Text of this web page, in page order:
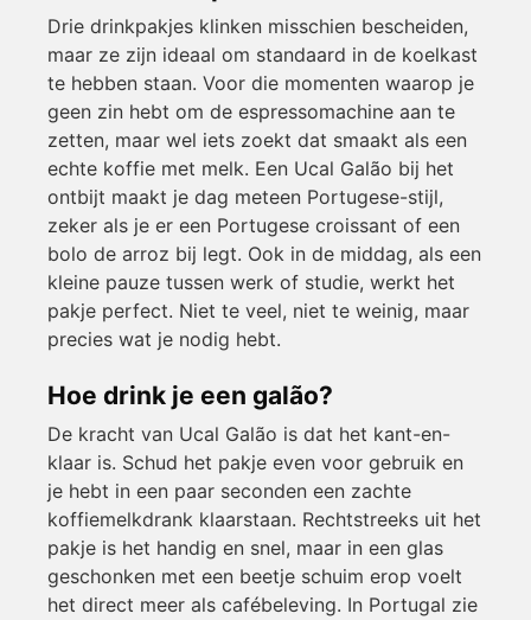
Drie drinkpakjes klinken misschien bescheiden,
maar ze zijn ideaal om standaard in de koelkast
te hebben staan. Voor die momenten waarop je
geen zin hebt om de espressomachine aan te
zetten, maar wel iets zoekt dat smaakt als een
echte koffie met melk. Een Ucal Galão bij het
ontbijt maakt je dag meteen Portugese-stijl,
zeker als je er een Portugese croissant of een
bolo de arroz bij legt. Ook in de middag, als een
kleine pauze tussen werk of studie, werkt het
pakje perfect. Niet te veel, niet te weinig, maar
precies wat je nodig hebt.
Hoe drink je een galão?
De kracht van Ucal Galão is dat het kant-en-
klaar is. Schud het pakje even voor gebruik en
je hebt in een paar seconden een zachte
koffiemelkdrank klaarstaan. Rechtstreeks uit het
pakje is het handig en snel, maar in een glas
geschonken met een beetje schuim erop voelt
het direct meer als cafébeleving. In Portugal zie